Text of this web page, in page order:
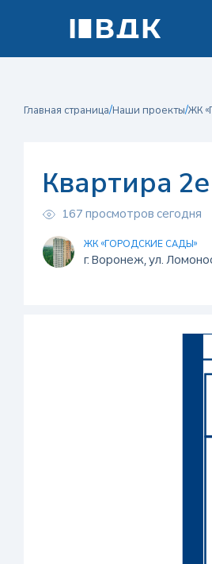
Главная страница/Наши проекты/ЖК
Квартира
167 просмотров сегодня
ЖК «ГОРОДСКИЕ САДЫ»
г. Воронеж, ул.